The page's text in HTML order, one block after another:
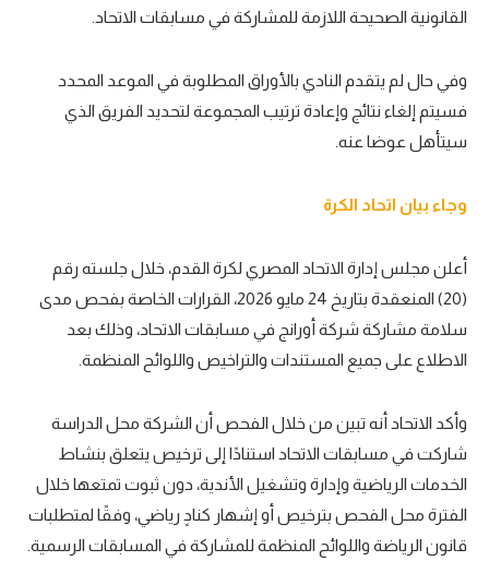
ركن الألعاب
أقسام خاصة
Gamers
تحقيق في الجول
تقرير في الجول
تحليل في الجول
حكايات في الجول
القانونية الصحيحة اللازمة للمشاركة في مسابقات الاتحاد.
وفي حال لم يتقدم النادي بالأوراق المطلوبة في الموعد المحدد
فسيتم إلغاء نتائج وإعادة ترتيب المجموعة لتحديد الفريق الذي
سيتأهل عوضا عنه.
وجاء بيان اتحاد الكرة
أعلن مجلس إدارة الاتحاد المصري لكرة القدم، خلال جلسته رقم
(20) المنعقدة بتاريخ 24 مايو 2026، القرارات الخاصة بفحص مدى
سلامة مشاركة شركة أورانج في مسابقات الاتحاد، وذلك بعد
الاطلاع على جميع المستندات والتراخيص واللوائح المنظمة.
وأكد الاتحاد أنه تبين من خلال الفحص أن الشركة محل الدراسة
شاركت في مسابقات الاتحاد استنادًا إلى ترخيص يتعلق بنشاط
الخدمات الرياضية وإدارة وتشغيل الأندية، دون ثبوت تمتعها خلال
الفترة محل الفحص بترخيص أو إشهار كنادٍ رياضي، وفقًا لمتطلبات
قانون الرياضة واللوائح المنظمة للمشاركة في المسابقات الرسمية.